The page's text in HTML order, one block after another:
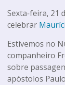
Sexta-feira, 21
celebrar
Estivemos no
companheiro
sobre
apóstolos